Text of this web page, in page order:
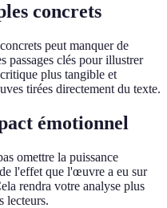
concrets
peut manquer de
passages clés pour illustrer
plus tangible et
tirées directement du texte.
émotionnel
omettre la puissance
l'effet que l'œuvre a eu sur
rendra votre analyse plus
lecteurs.